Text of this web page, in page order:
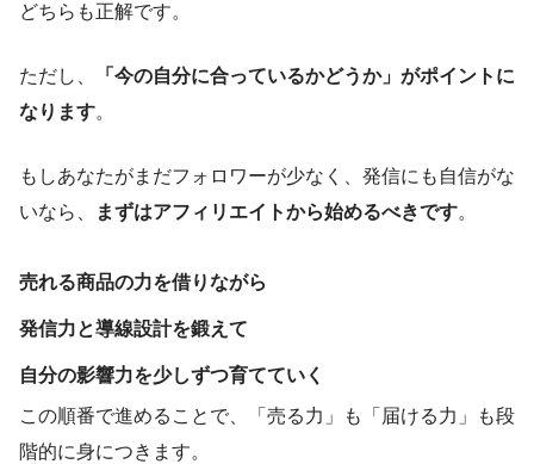
どちらも正解です。
ただし、
「今の自分に合っているかどうか」がポイントに
なります。
もしあなたがまだフォロワーが少なく、発信にも自信がな
いなら、
まずはアフィリエイトから始めるべきです。
売れる商品の力を借りながら
発信力と導線設計を鍛えて
自分の影響力を少しずつ育てていく
この順番で進めることで、「売る力」も「届ける力」も段
階的に身につきます。